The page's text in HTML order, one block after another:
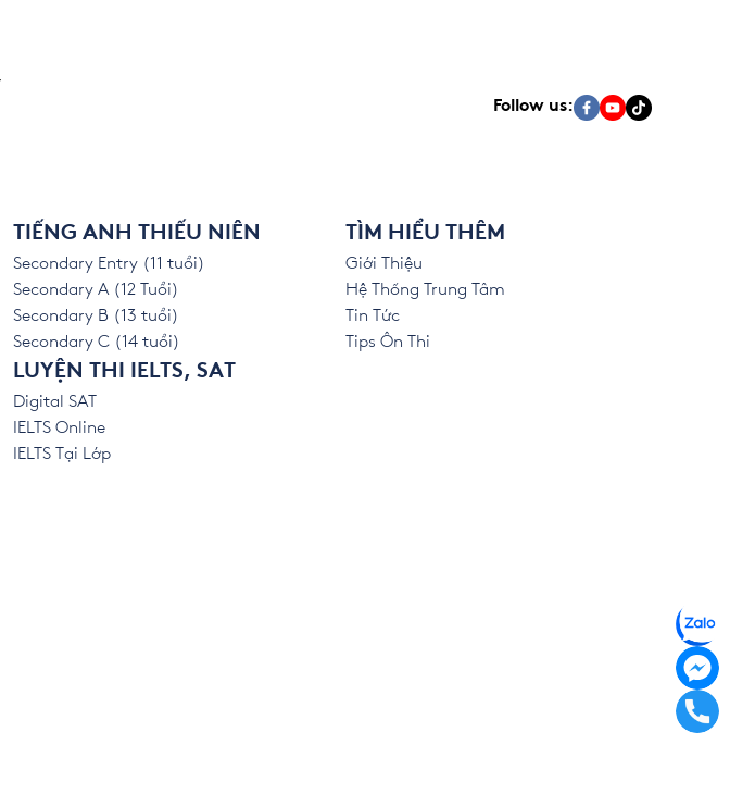
Follow us:
TIẾNG ANH THIẾU NIÊN
Secondary Entry (11 tuổi)
Secondary A (12 Tuổi)
Secondary B (13 tuổi)
Secondary C (14 tuổi)
LUYỆN THI IELTS, SAT
Digital SAT
IELTS Online
IELTS Tại Lớp
TÌM HIỂU THÊM
Giới Thiệu
Hệ Thống Trung Tâm
Tin Tức
Tips Ôn Thi